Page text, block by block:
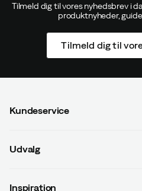
Tilmeld dig til vores nyhedsbrev i
produktnyheder,
Tilmeld dig til
Kundeservice
Kontakt os
Udvalg
Inspiration